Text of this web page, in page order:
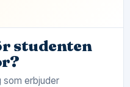
studenten
som erbjuder